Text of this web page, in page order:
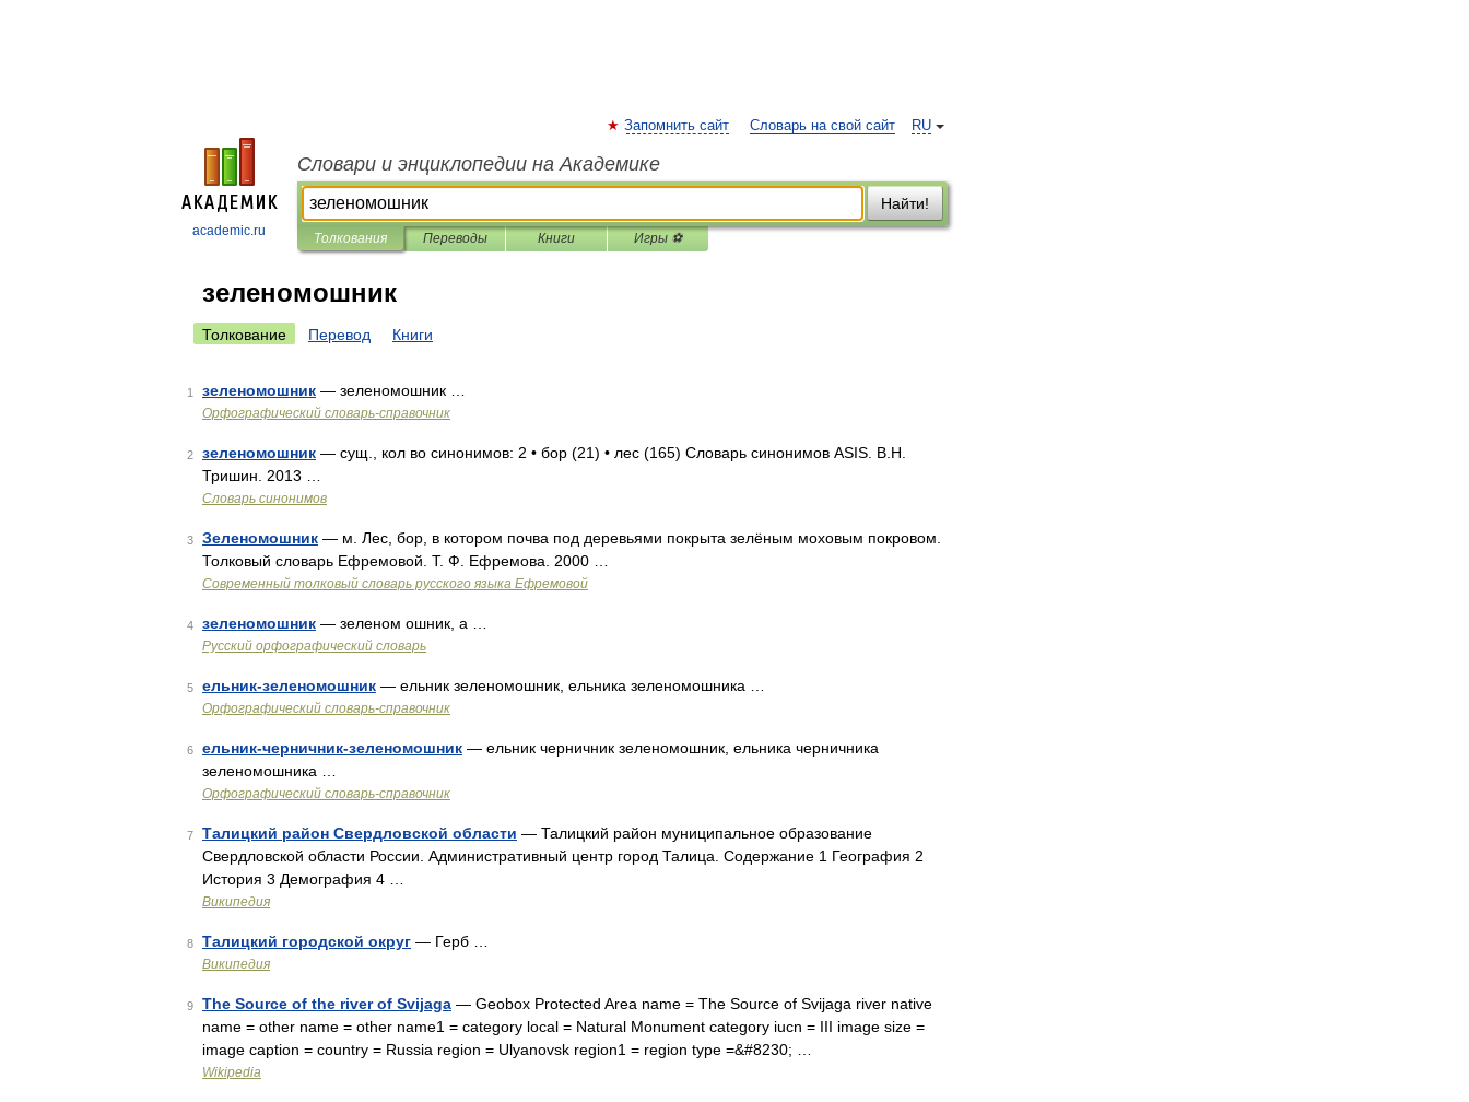
academic.ru
RU
Запомнить сайт Словарь на свой сайт
Словари и энциклопедии на Академике
Найти!
Толкования Переводы Книги Игры ⚽
зеленомошник
Толкование Перевод Книги
1 зеленомошник — зеленомошник …
Орфографический словарь-справочник
2 зеленомошник — сущ., кол во синонимов: 2 • бор (21) • лес (165) Словарь синонимов ASIS. В.Н.
Тришин. 2013 …
Словарь синонимов
3 Зеленомошник — м. Лес, бор, в котором почва под деревьями покрыта зелёным моховым покровом.
Толковый словарь Ефремовой. Т. Ф. Ефремова. 2000 …
Современный толковый словарь русского языка Ефремовой
4 зеленомошник — зеленом ошник, а …
Русский орфографический словарь
5 ельник-зеленомошник — ельник зеленомошник, ельника зеленомошника …
Орфографический словарь-справочник
6 ельник-черничник-зеленомошник — ельник черничник зеленомошник, ельника черничника
зеленомошника …
Орфографический словарь-справочник
7 Талицкий район Свердловской области — Талицкий район муниципальное образование
Свердловской области России. Административный центр город Талица. Содержание 1 География 2
История 3 Демография 4 …
Википедия
8 Талицкий городской округ — Герб …
Википедия
9 The Source of the river of Svijaga — Geobox Protected Area name = The Source of Svijaga river native
name = other name = other name1 = category local = Natural Monument category iucn = III image size =
image caption = country = Russia region = Ulyanovsk region1 = region type =&#8230; …
Wikipedia